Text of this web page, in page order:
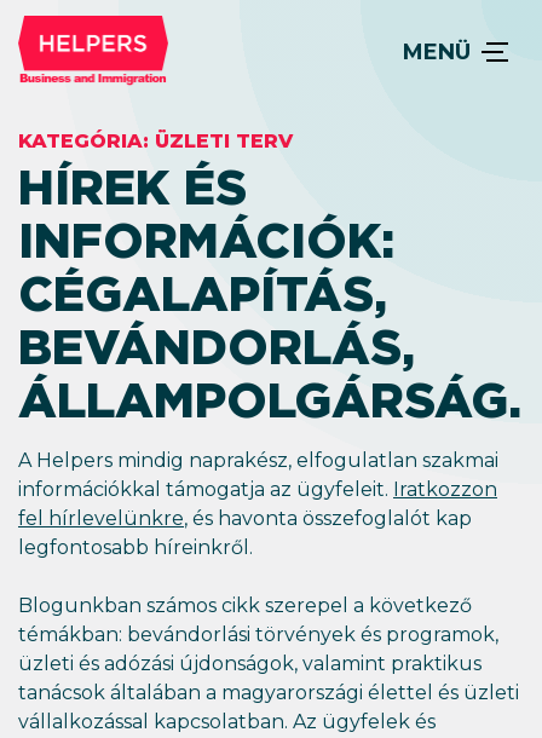
MENÜ
KATEGÓRIA: ÜZLETI TERV
HÍREK ÉS
INFORMÁCIÓK:
CÉGALAPÍTÁS,
BEVÁNDORLÁS,
ÁLLAM­POLGÁRSÁG.
A Helpers mindig naprakész, elfogulatlan szakmai
információkkal támogatja az ügyfeleit. Iratkozzon
fel hírlevelünkre, és havonta összefoglalót kap
legfontosabb híreinkről.
Blogunkban számos cikk szerepel a következő
témákban: bevándorlási törvények és programok,
üzleti és adózási újdonságok, valamint praktikus
tanácsok általában a magyarországi élettel és üzleti
vállalkozással kapcsolatban. Az ügyfelek és